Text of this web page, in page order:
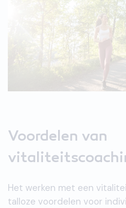
Voordelen van
Het werken met een
talloze voordelen voor